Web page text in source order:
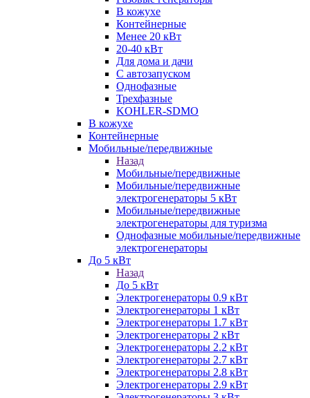
В кожухе
Контейнерные
Менее 20 кВт
20-40 кВт
Для дома и дачи
С автозапуском
Однофазные
Трехфазные
KOHLER-SDMO
В кожухе
Контейнерные
Мобильные/передвижные
Назад
Мобильные/передвижные
Мобильные/передвижные
электрогенераторы 5 кВт
Мобильные/передвижные
электрогенераторы для туризма
Однофазные мобильные/передвижные
электрогенераторы
До 5 кВт
Назад
До 5 кВт
Электрогенераторы 0.9 кВт
Электрогенераторы 1 кВт
Электрогенераторы 1.7 кВт
Электрогенераторы 2 кВт
Электрогенераторы 2.2 кВт
Электрогенераторы 2.7 кВт
Электрогенераторы 2.8 кВт
Электрогенераторы 2.9 кВт